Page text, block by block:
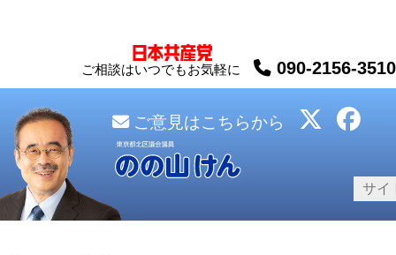
ご相談はいつでもお気軽に 090-2156-3510
ご意見はこちらから